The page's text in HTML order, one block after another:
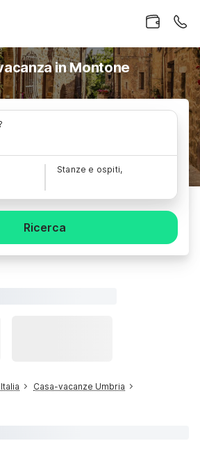
in Montone
Stanze e ospiti,
Ricerca
Casa-vacanze Umbria